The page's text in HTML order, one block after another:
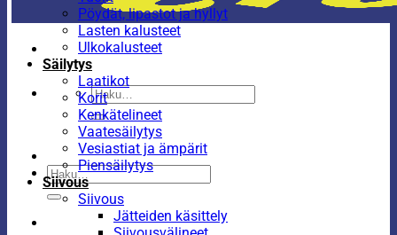
Etsi:
Etsi:
Pöydät, lipastot ja hyllyt
Lasten kalusteet
Ulkokalusteet
Säilytys
Laatikot
Korit
Kenkätelineet
Vaatesäilytys
Vesiastiat ja ämpärit
Piensäilytys
Siivous
Siivous
Jätteiden käsittely